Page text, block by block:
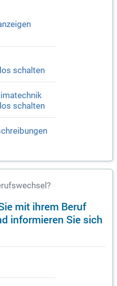
schalten
schalten
mit ihrem Beruf
informieren Sie sich